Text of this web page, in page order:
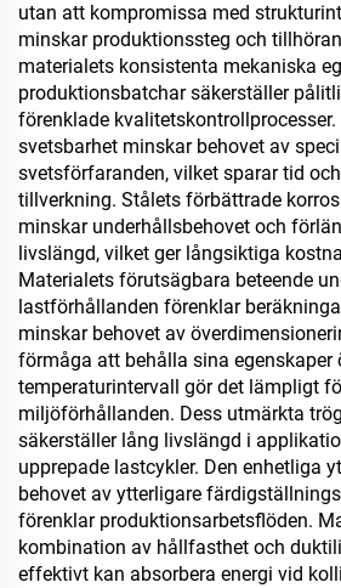
utan att kompromissa med
minskar produktionssteg och
materialets konsistenta mekaniska
produktionsbatchar säkerställer
förenklade
svetsbarhet minskar behovet av
svetsförfaranden, vilket sparar tid
tillverkning. Stålets förbättrade
minskar underhållsbehovet och
livslängd, vilket ger långsiktiga
Materialets förutsägbara beteende
lastförhållanden förenklar
minskar behovet av
förmåga att behålla sina egenskaper
temperaturintervall gör det lämpligt
miljöförhållanden. Dess utmärkta
säkerställer lång livslängd i
upprepade lastcykler. Den enhetliga
behovet av ytterligare
förenklar produktionsarbetsflöden.
kombination av hållfasthet och
effektivt kan absorbera energi vid